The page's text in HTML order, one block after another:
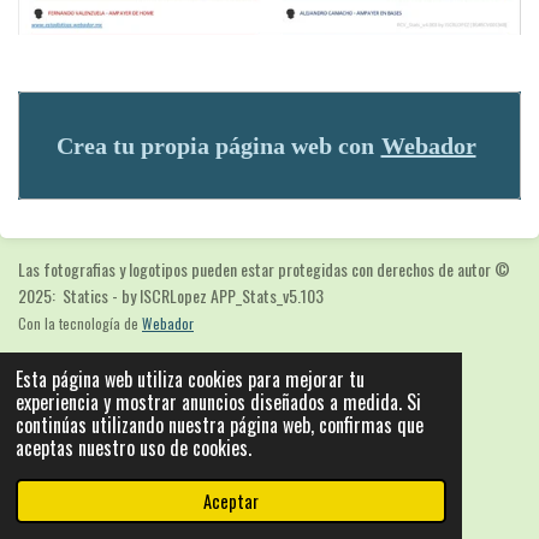
Esta página web utiliza cookies para mejorar tu
experiencia y mostrar anuncios diseñados a medida. Si
continúas utilizando nuestra página web, confirmas que
aceptas nuestro uso de cookies.
Aceptar
Crea tu propia página web con Webador
Las fotografias y logotipos pueden estar protegidas con derechos de autor©
2025: Statics - by ISCRLopez APP_Stats_v5.103
Con la tecnología de Webador